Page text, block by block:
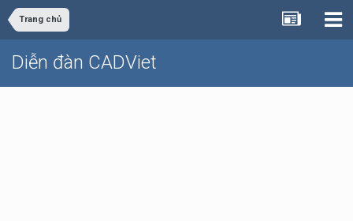
Trang chủ
Diễn đàn CADViet